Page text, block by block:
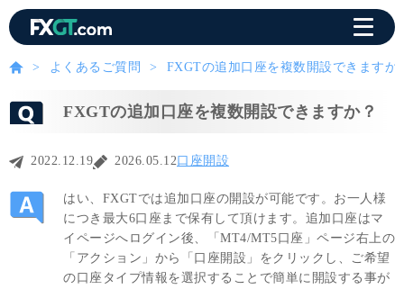
よくあるご質問 FXGTの追加口座を複数開設できますか
FXGTの追加口座を複数開設できますか？
2022.12.19 2026.05.12口座開設
はい、FXGTでは追加口座の開設が可能です。お一人様
につき最大6口座まで保有して頂けます。追加口座はマ
イページへログイン後、「MT4/MT5口座」ページ右上の
「アクション」から「口座開設」をクリックし、ご希望
の口座タイプ情報を選択することで簡単に開設する事が